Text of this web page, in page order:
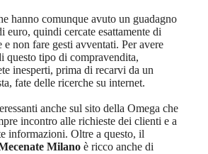
hanno comunque avuto un guadagno
euro, quindi cercate esattamente di
non fare gesti avventati. Per avere
questo tipo di compravendita,
inesperti, prima di recarvi da un
fate delle ricerche su internet.
anche sul sito della Omega che
incontro alle richieste dei clienti e a
informazioni. Oltre a questo, il
Milano è ricco anche di